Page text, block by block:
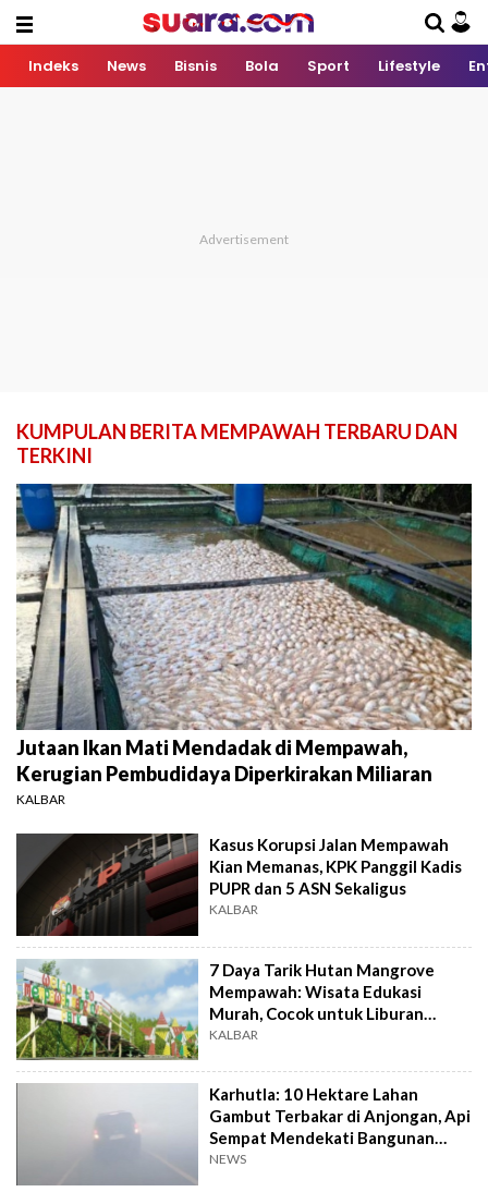
Indeks News Bisnis Bola Sport Lifestyle
KUMPULAN BERITA MEMPAWAH TERBARU DAN
TERKINI
Jutaan Ikan Mati Mendadak di Mempawah,
Kerugian Pembudidaya Diperkirakan Miliaran
KALBAR
Kasus Korupsi Jalan Mempawah
Kian Memanas, KPK Panggil Kadis
PUPR dan 5 ASN Sekaligus
KALBAR
7 Daya Tarik Hutan Mangrove
Mempawah: Wisata Edukasi
Murah, Cocok untuk Liburan
Keluarga
KALBAR
Karhutla: 10 Hektare Lahan
Gambut Terbakar di Anjongan, Api
Sempat Mendekati Bangunan
Warga
NEWS